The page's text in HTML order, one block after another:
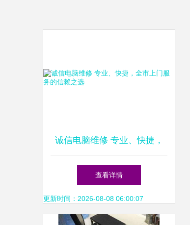
诚信电脑维修 专业、快捷，
全市上门服务的信赖之选
查看详情
更新时间：2026-08-08 06:00:07